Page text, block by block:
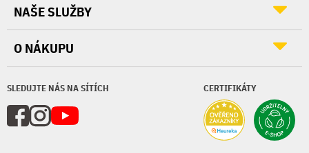
SLEDUJTE NÁS NA SÍTÍCH CERTIFIKÁTY
NAŠE SLUŽBY
O NÁKUPU